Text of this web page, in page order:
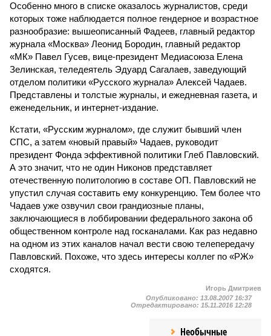
Особенно много в списке оказалось журналистов, среди
которых тоже наблюдается полное гендерное и возрастное
разнообразие: вышеописанный Фадеев, главный редактор
журнала «Москва» Леонид Бородин, главный редактор
«МК» Павел Гусев, вице-президент Медиасоюза Елена
Зелинская, теледеятель Эдуард Сагалаев, заведующий
отделом политики «Русского журнала» Алексей Чадаев.
Представлены и толстые журналы, и ежедневная газета, и
еженедельник, и интернет-издание.
Кстати, «Русским журналом», где служит бывший член
СПС, а затем «новый правый» Чадаев, руководит
президент Фонда эффективной политики Глеб Павловский.
А это значит, что не один Никонов представляет
отечественную политологию в составе ОП. Павловский не
упустил случая составить ему конкуренцию. Тем более что
Чадаев уже озвучил свои грандиозные планы,
заключающиеся в лоббировании федерального закона об
общественном контроле над госканалами. Как раз недавно
на одном из этих каналов начал вести свою телепередачу
Павловский. Похоже, что здесь интересы коллег по «РЖ»
сходятся.
Игорь Дмитриев
Опубликовано: 13.08.2007 16:37
Отредактировано: 15.11.2016 12:28
Необычные